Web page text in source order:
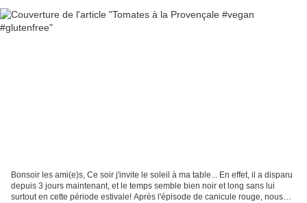
Bonsoir les ami(e)s, Ce soir j'invite le soleil à ma table... En effet, il a disparu
depuis 3 jours maintenant, et le temps semble bien noir et long sans lui
surtout en cette période estivale! Après l'épisode de canicule rouge, nous